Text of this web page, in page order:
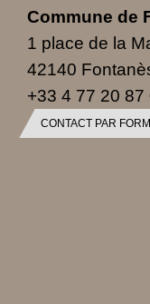
Commune de
1 place de la
42140
+33 4 77 20 87
CONTACT PAR